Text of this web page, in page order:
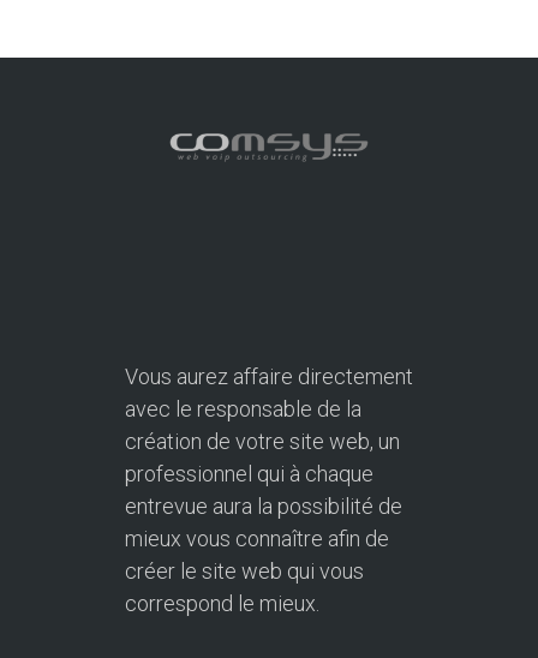
Vous aurez affaire directement
avec le responsable de la
création de votre site web, un
professionnel qui à chaque
entrevue aura la possibilité de
mieux vous connaître afin de
créer le site web qui vous
correspond le mieux.